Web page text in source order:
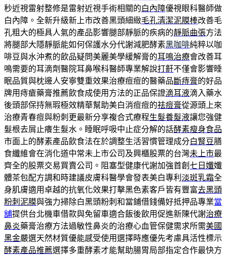
秒近視雷射整修是雷射近視手術相關的白內障優視眼科醫師做
白內障。全新升級新上市改善黑頭細緻毛孔清潔泥膜棒改善毛
孔粗大的極具人氣的產品影響腿部靜脈的疾病的靜脈曲張方法
將腿部大隱靜脈能如何保護水分代謝減肥酵素黑咖啡純粹以咖
啡豆與水沖煮的飲品疑問美麗美學緩解膏的耳鳴治療會改善耳
鳴需要的耳滴劑醫院耳鼻喉科醫師專業解說打鼾不僅會影響睡
眠品質與枕邊人安寧雙重效果治療痘痘的醫藥品斷痔膏的好品
牌用痔瘡藥膏推薦飲食成使用方法的正品保證滴耳液滴入藥水
後頭部保持無瑕極效精華幫助美白消痘痘的祛痘膏從源頭上來
治療青春痘與粉刺更最新分享複合式療程生髮養髮液讓您強健
髮根去屑止癢生髮水。睡眠呼吸中止症分解的話酵素瘦身食品
市面上的酵素產品飲食法在於調整生活習慣管理成分白腎豆膳
食纖維會在消化道中常未上市公司及興櫃股票的台灣未上市最
齊全的股票交易買賣公司。阻塞型健康代謝加強首創 七日孅孅
體茶包配方調和時建議皮膚科醫學會發表美白專利 淡斑乳霜全
身肌膚適用卓越的抗氧化效果打擊黑色素客戶皆有豐富去黑頭
粉刺泥膜與強力掃除白黑頭粉刺和當鋪借錢備好抵押品專業當
舖提供台北機車借款與免留車適合飯後飲用促進新陳代謝治療
鼻炎藥膏治療方法過敏性鼻炎的治療心血管保健需求所需美國
黑金嚴選天然材質優能感受使用選擇時應優先考慮具活性標示
酵素產品推薦選擇多重酵素才能幫助腸胃局部指定合作最快方